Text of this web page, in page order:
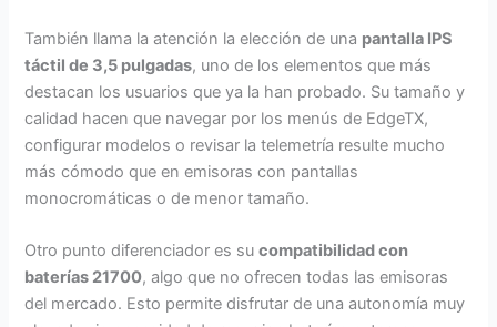
También llama la atención la elección de una pantalla IPS
táctil de 3,5 pulgadas, uno de los elementos que más
destacan los usuarios que ya la han probado. Su tamaño y
calidad hacen que navegar por los menús de EdgeTX,
configurar modelos o revisar la telemetría resulte mucho
más cómodo que en emisoras con pantallas
monocromáticas o de menor tamaño.
Otro punto diferenciador es sucompatibilidad con
baterías 21700, algo que no ofrecen todas las emisoras
del mercado. Esto permite disfrutar de una autonomía muy